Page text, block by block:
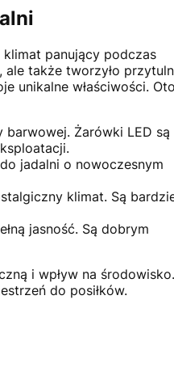
panujący podczas
ale także tworzyło
unikalne właściwości. Oto
barwowej. Żarówki LED są
jadalni o nowoczesnym
klimat. Są
jasność. Są dobrym
i wpływ na środowisko.
do posiłków.